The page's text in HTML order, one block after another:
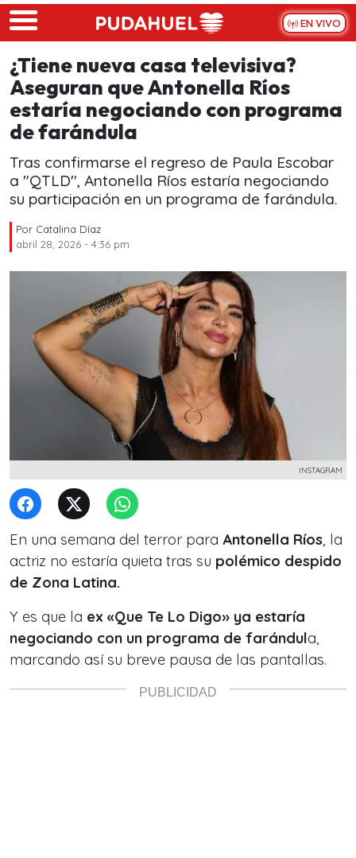
Skip to main content
EN VIVO
¿Tiene nueva casa televisiva?
Aseguran que Antonella Ríos
estaría negociando con programa
de farándula
Tras confirmarse el regreso de Paula Escobar
a "QTLD'', Antonella Ríos estaría negociando
su participación en un programa de farándula.
Por Catalina Díaz
abril 28, 2026 - 4:36 pm
INSTAGRAM
En una semana del terror para Antonella Ríos, la
actriz no estaría quieta tras su polémico despido
de Zona Latina.
Y es que la ex «Que Te Lo Digo» ya estaría
negociando con un programa de farándula,
marcando así su breve pausa de las pantallas.